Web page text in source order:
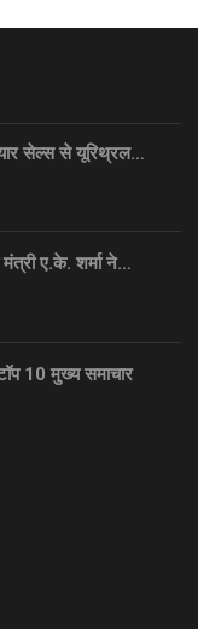
सेल्स से यूरिथ्रल…
मंत्री ए.के. शर्मा ने…
10 मुख्य समाचार